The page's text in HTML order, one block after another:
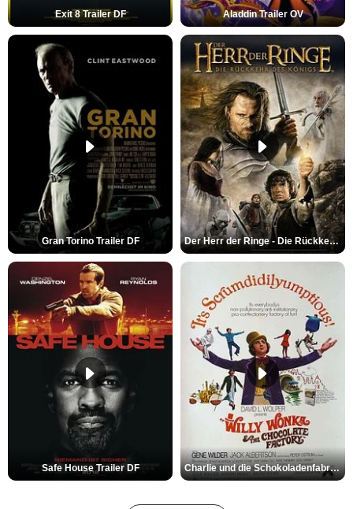
Exit 8 Trailer DF Aladdin Trailer OV
Gran Torino Trailer DF Der Herr der Ringe - Die Rückkehr des Königs Trailer OV
Safe House Trailer DF Charlie und die Schokoladenfabrik Trailer OV